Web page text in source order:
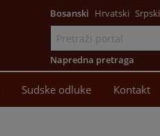
Bosanski Hrvatski Srpski
Napredna pretraga
Sudske odluke Kontakt